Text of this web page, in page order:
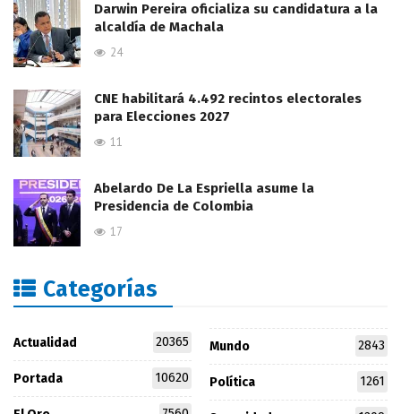
Darwin Pereira oficializa su candidatura a la
alcaldía de Machala
24
CNE habilitará 4.492 recintos electorales
para Elecciones 2027
11
Abelardo De La Espriella asume la
Presidencia de Colombia
17
Categorías
Actualidad 20365
Portada 10620
Mundo 2843
Política 1261